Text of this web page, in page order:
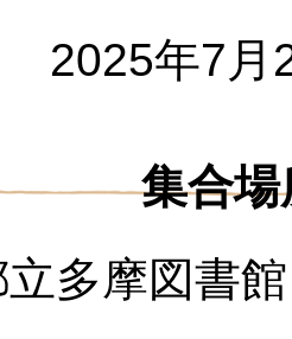
2025年7
集合
立多摩図書